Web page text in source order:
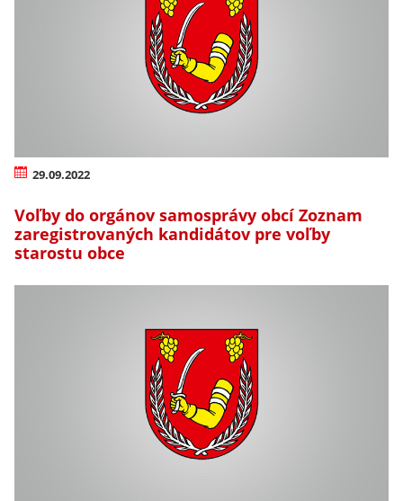
29.09.2022
Voľby do orgánov samosprávy obcí Zoznam
zaregistrovaných kandidátov pre voľby
starostu obce